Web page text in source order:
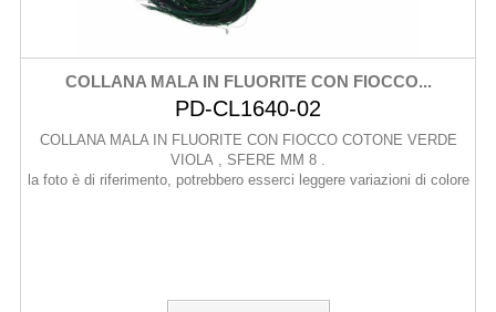
COLLANA MALA IN FLUORITE CON FIOCCO...
PD-CL1640-02
COLLANA MALA IN FLUORITE CON FIOCCO COTONE VERDE
VIOLA , SFERE MM 8 .
la foto è di riferimento, potrebbero esserci leggere variazioni di colore